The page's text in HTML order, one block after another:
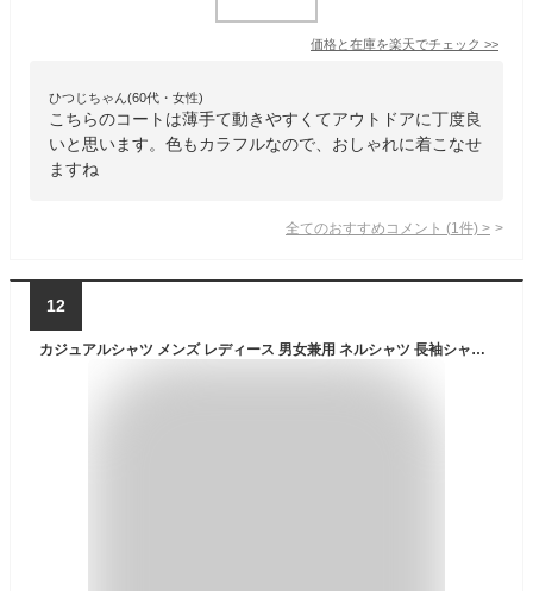
価格と在庫を楽天でチェック >>
ひつじちゃん(60代・女性)
こちらのコートは薄手て動きやすくてアウトドアに丁度良
いと思います。色もカラフルなので、おしゃれに着こなせ
ますね
全てのおすすめコメント (1 件) >
12
カジュアルシャツ メンズ レディース 男女兼用 ネルシャツ 長袖シャツ ミリタリーシャツ ワークシャツ 開襟シャツ ライトアウター 薄手 厚手 アウトドア 秋物 秋服 ゆったり 着痩せ 細身 トップス 大きいサイズ 20代 30代 40代 50代